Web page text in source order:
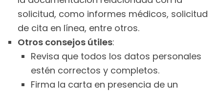
solicitud, como informes médicos, solicitud
de cita en línea, entre otros.
Otros consejos útiles:
Revisa que todos los datos personales
estén correctos y completos.
Firma la carta en presencia de un